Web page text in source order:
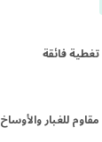
تغطية فائقة
مقاوم للغبار والأوساخ